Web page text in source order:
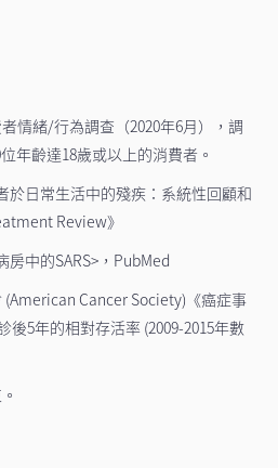
情緒/行為調查（2020年6月），調
年齡達18歲或以上的消費者。
日常生活中的殘疾：系統性回顧和
Review》
中的SARS>，PubMed
Cancer Society)《癌症事
後5年的相對存活率 (2009-2015年數